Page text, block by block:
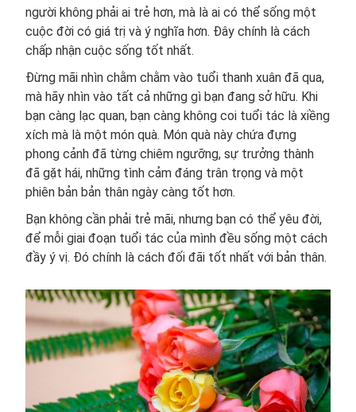
người không phải ai trẻ hơn, mà là ai có thể sống một
cuộc đời có giá trị và ý nghĩa hơn. Đây chính là cách
chấp nhận cuộc sống tốt nhất.
Đừng mãi nhìn chằm chằm vào tuổi thanh xuân đã qua,
mà hãy nhìn vào tất cả những gì bạn đang sở hữu. Khi
bạn càng lạc quan, bạn càng không coi tuổi tác là xiềng
xích mà là một món quà. Món quà này chứa đựng
phong cảnh đã từng chiêm ngưỡng, sự trưởng thành
đã gặt hái, những tình cảm đáng trân trọng và một
phiên bản bản thân ngày càng tốt hơn.
Bạn không cần phải trẻ mãi, nhưng bạn có thể yêu đời,
để mỗi giai đoạn tuổi tác của mình đều sống một cách
đầy ý vị. Đó chính là cách đối đãi tốt nhất với bản thân.